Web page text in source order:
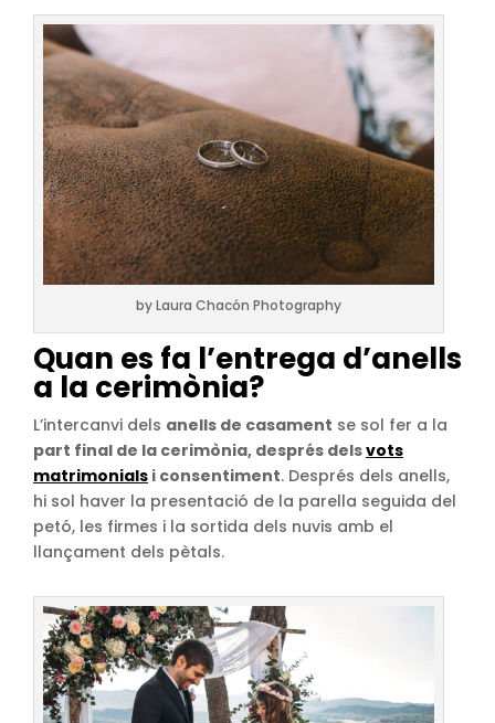
by Laura Chacón Photography
Quan es fa l’entrega d’anells
a la cerimònia?
L’intercanvi dels anells de casament se sol fer a la
part final de la cerimònia, després delsvots
matrimonials i consentiment. Després dels anells,
hi sol haver la presentació de la parella seguida del
petó, les firmes i la sortida dels nuvis amb el
llançament dels pètals.